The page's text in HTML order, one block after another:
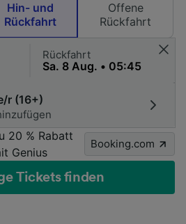
Hin- und
Rückfahrt
Offene
Rückfahrt
Rückfahrt
r (16+)
20 % Rabatt
Genius
Booking.com
Tickets finden